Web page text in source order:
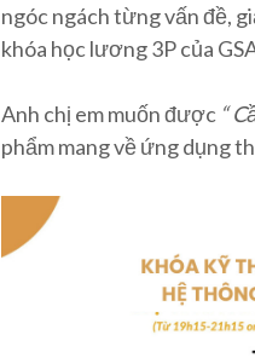
ngóc ngách từng vấn đề,
khóa học lương 3P của
Anh chị em muốn được “
phẩm mang về ứng dụng